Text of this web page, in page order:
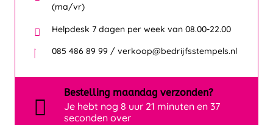
(ma/vr)
Helpdesk 7 dagen per week van 08.00-22.00
085 486 89 99 / verkoop@bedrijfsstempels.nl
Bestelling maandag verzonden?
Je hebt nog 8 uur 21 minuten en 35
seconden over